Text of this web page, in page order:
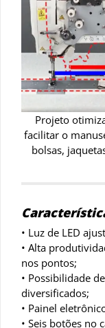
Projeto
facilitar o
bolsas,
• Luz de LED
• Alta
nos pontos;
• Possibilidade
diversificados;
• Painel
• Seis botões no